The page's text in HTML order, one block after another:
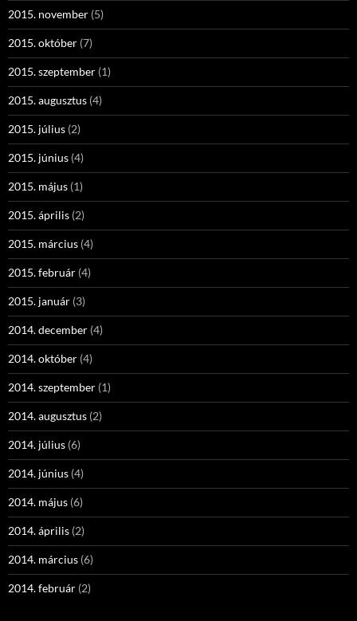
2015. november (5)
2015. október (7)
2015. szeptember (1)
2015. augusztus (4)
2015. július (2)
2015. június (4)
2015. május (1)
2015. április (2)
2015. március (4)
2015. február (4)
2015. január (3)
2014. december (4)
2014. október (4)
2014. szeptember (1)
2014. augusztus (2)
2014. július (6)
2014. június (4)
2014. május (6)
2014. április (2)
2014. március (6)
2014. február (2)